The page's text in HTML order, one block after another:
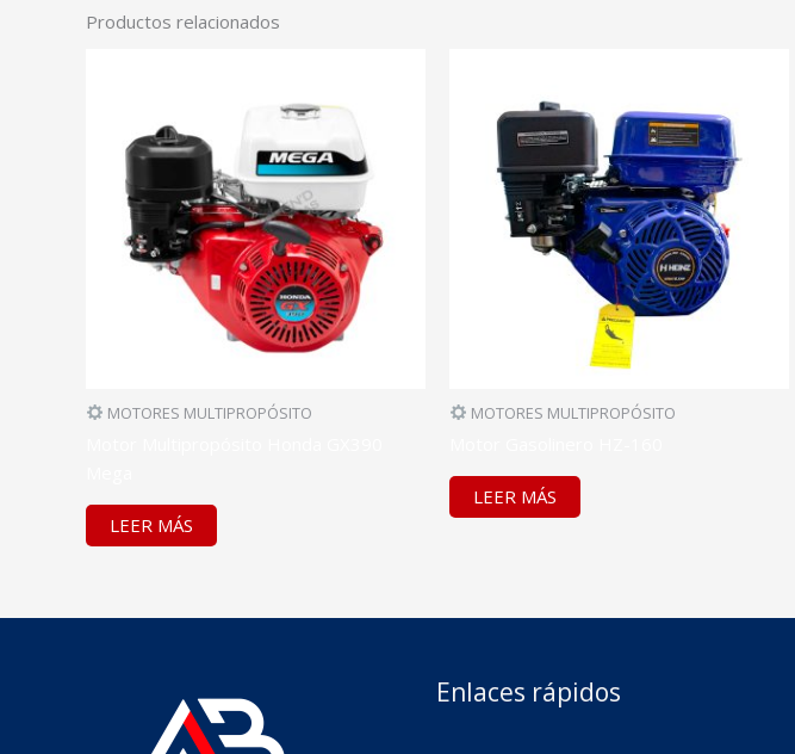
Productos relacionados
MOTORES MULTIPROPÓSITO
LEER MÁS
MOTORES MULTIPROPÓSITO
LEER MÁS
Enlaces rápidos